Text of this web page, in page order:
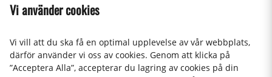
Presentkort
Vi använder cookies
Vi vill att du ska få en optimal upplevelse av vår webbplats,
därför använder vi oss av cookies. Genom att klicka på
”Acceptera Alla”, accepterar du lagring av cookies på din